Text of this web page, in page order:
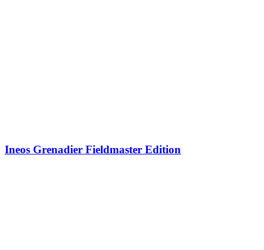
Ineos Grenadier Fieldmaster Edition